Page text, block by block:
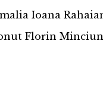
Ioana
Florin